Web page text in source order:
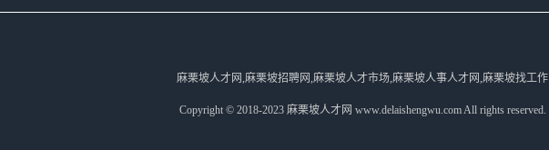
麻栗坡人才网,麻栗坡招聘网,麻栗坡人才市场,麻栗坡人事人才网,麻栗坡找工作
Copyright © 2018-2023 麻栗坡人才网 www.delaishengwu.com All rights reserved.